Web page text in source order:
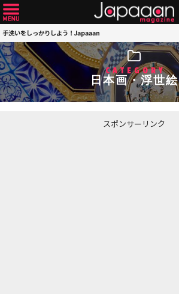
手洗いをしっかりしよう！Japaaan
CATEGORY
日本画・浮世絵
スポンサーリンク